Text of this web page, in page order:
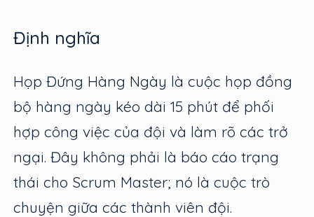
Định nghĩa
Họp Đứng Hàng Ngày là cuộc họp đồng
bộ hàng ngày kéo dài 15 phút để phối
hợp công việc của đội và làm rõ các trở
ngại. Đây không phải là báo cáo trạng
thái cho Scrum Master; nó là cuộc trò
chuyện giữa các thành viên đội.